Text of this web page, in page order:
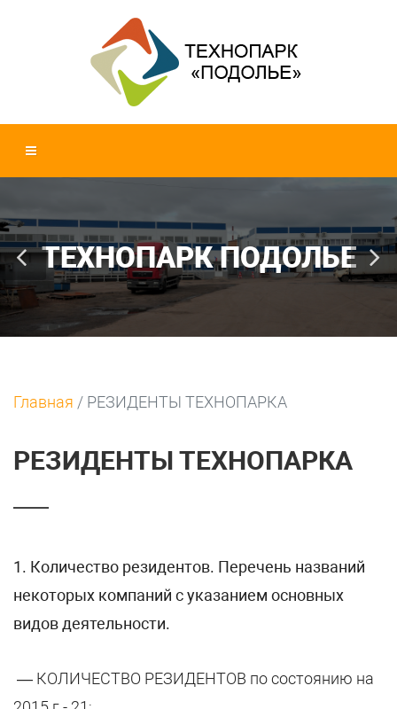
ТЕХНОПАРК ПОДОЛЬЕ
Главная / РЕЗИДЕНТЫ ТЕХНОПАРКА
РЕЗИДЕНТЫ ТЕХНОПАРКА
1. Количество резидентов. Перечень названий
некоторых компаний с указанием основных
видов деятельности.
— КОЛИЧЕСТВО РЕЗИДЕНТОВ по состоянию на